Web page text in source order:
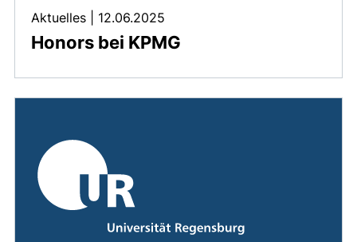
Honors bei KPMG
Aktuelles 12.06.2025